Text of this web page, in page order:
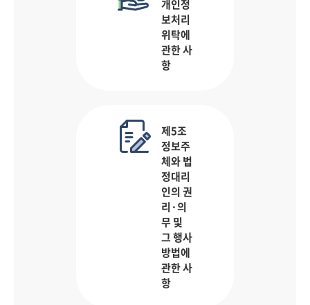
개인정
보처리
위탁에
관한 사
항
제5조
정보주
체와 법
정대리
인의 권
리·의
무 및
그 행사
방법에
관한 사
항